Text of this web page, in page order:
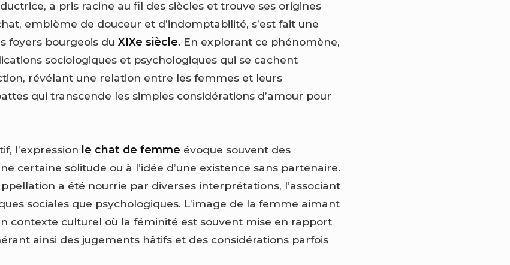
a pris racine au fil des siècles et trouve ses origines
emblème de douceur et d’indomptabilité, s’est fait une
foyers bourgeois duXIXe siècle. En explorant ce phénomène,
sociologiques et psychologiques qui se cachent
révélant une relation entre les femmes et leurs
qui transcende les simples considérations d’amour pour
l’expression le chat de femme évoque souvent des
certaine solitude ou à l’idée d’une existence sans partenaire.
a été nourrie par diverses interprétations, l’associant
sociales que psychologiques. L’image de la femme aimant
contexte culturel où la féminité est souvent mise en rapport
ainsi des jugements hâtifs et des considérations parfois